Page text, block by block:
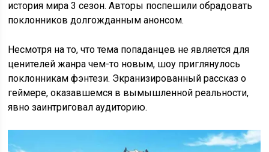
история мира 3 сезон. Авторы поспешили обрадовать
поклонников долгожданным анонсом.
Несмотря на то, что тема попаданцев не является для
ценителей жанра чем-то новым, шоу приглянулось
поклонникам фэнтези. Экранизированный рассказ о
геймере, оказавшемся в вымышленной реальности,
явно заинтриговал аудиторию.